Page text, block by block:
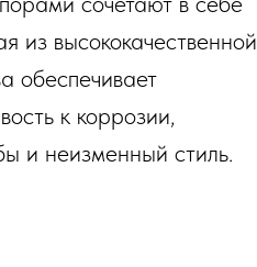
из высококачественной
обеспечивает
к коррозии,
и неизменный стиль.